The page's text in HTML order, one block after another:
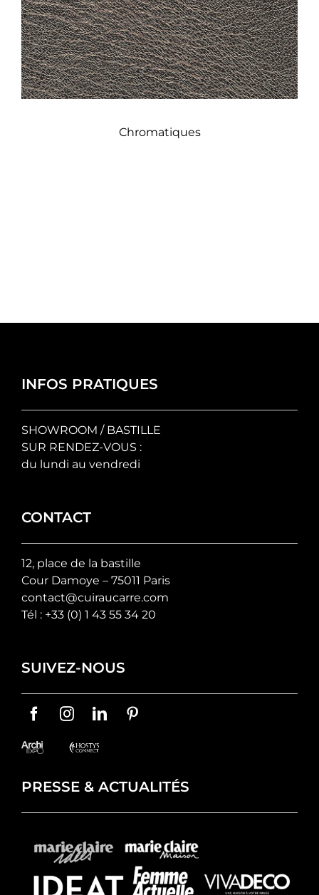
Chromatiques
INFOS PRATIQUES
SHOWROOM / BASTILLE
SUR RENDEZ-VOUS :
du lundi au vendredi
CONTACT
12, place de la bastille
Cour Damoye – 75011 Paris
contact@cuiraucarre.com
Tél : +33 (0) 1 43 55 34 20
SUIVEZ-NOUS
PRESSE & ACTUALITÉS